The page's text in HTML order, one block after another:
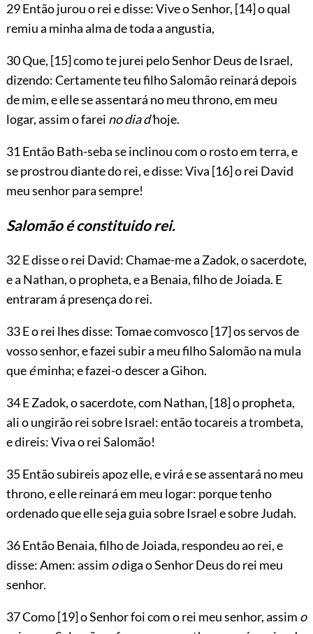
29 Então jurou o rei e disse: Vive o Senhor, [14]o qual
remiu a minha alma de toda a angustia,
30 Que, [15]como te jurei pelo Senhor Deus de Israel,
dizendo: Certamente teu filho Salomão reinará depois
de mim, e elle se assentará no meu throno, em meu
logar, assim o farei no dia d’hoje.
31 Então Bath-seba se inclinou com o rosto em terra, e
se prostrou diante do rei, e disse: Viva [16]o rei David
meu senhor para sempre!
Salomão é constituido rei.
32 E disse o rei David: Chamae-me a Zadok, o sacerdote,
e a Nathan, o propheta, e a Benaia, filho de Joiada. E
entraram á presença do rei.
33 E o rei lhes disse: Tomae comvosco[17]os servos de
vosso senhor, e fazei subir a meu filho Salomão na mula
queéminha; e fazei-o descer a Gihon.
34 E Zadok, o sacerdote, com Nathan, [18]o propheta,
ali o ungirão rei sobre Israel: então tocareis a trombeta,
e direis: Viva o rei Salomão!
35 Então subireis apoz elle, e virá e se assentará no meu
throno, e elle reinará em meu logar: porque tenho
ordenado que elle seja guia sobre Israel e sobre Judah.
36 Então Benaia, filho de Joiada, respondeu ao rei, e
disse: Amen: assim odiga o Senhor Deus do rei meu
senhor.
37 Como[19]o Senhor foi com o rei meu senhor, assim o